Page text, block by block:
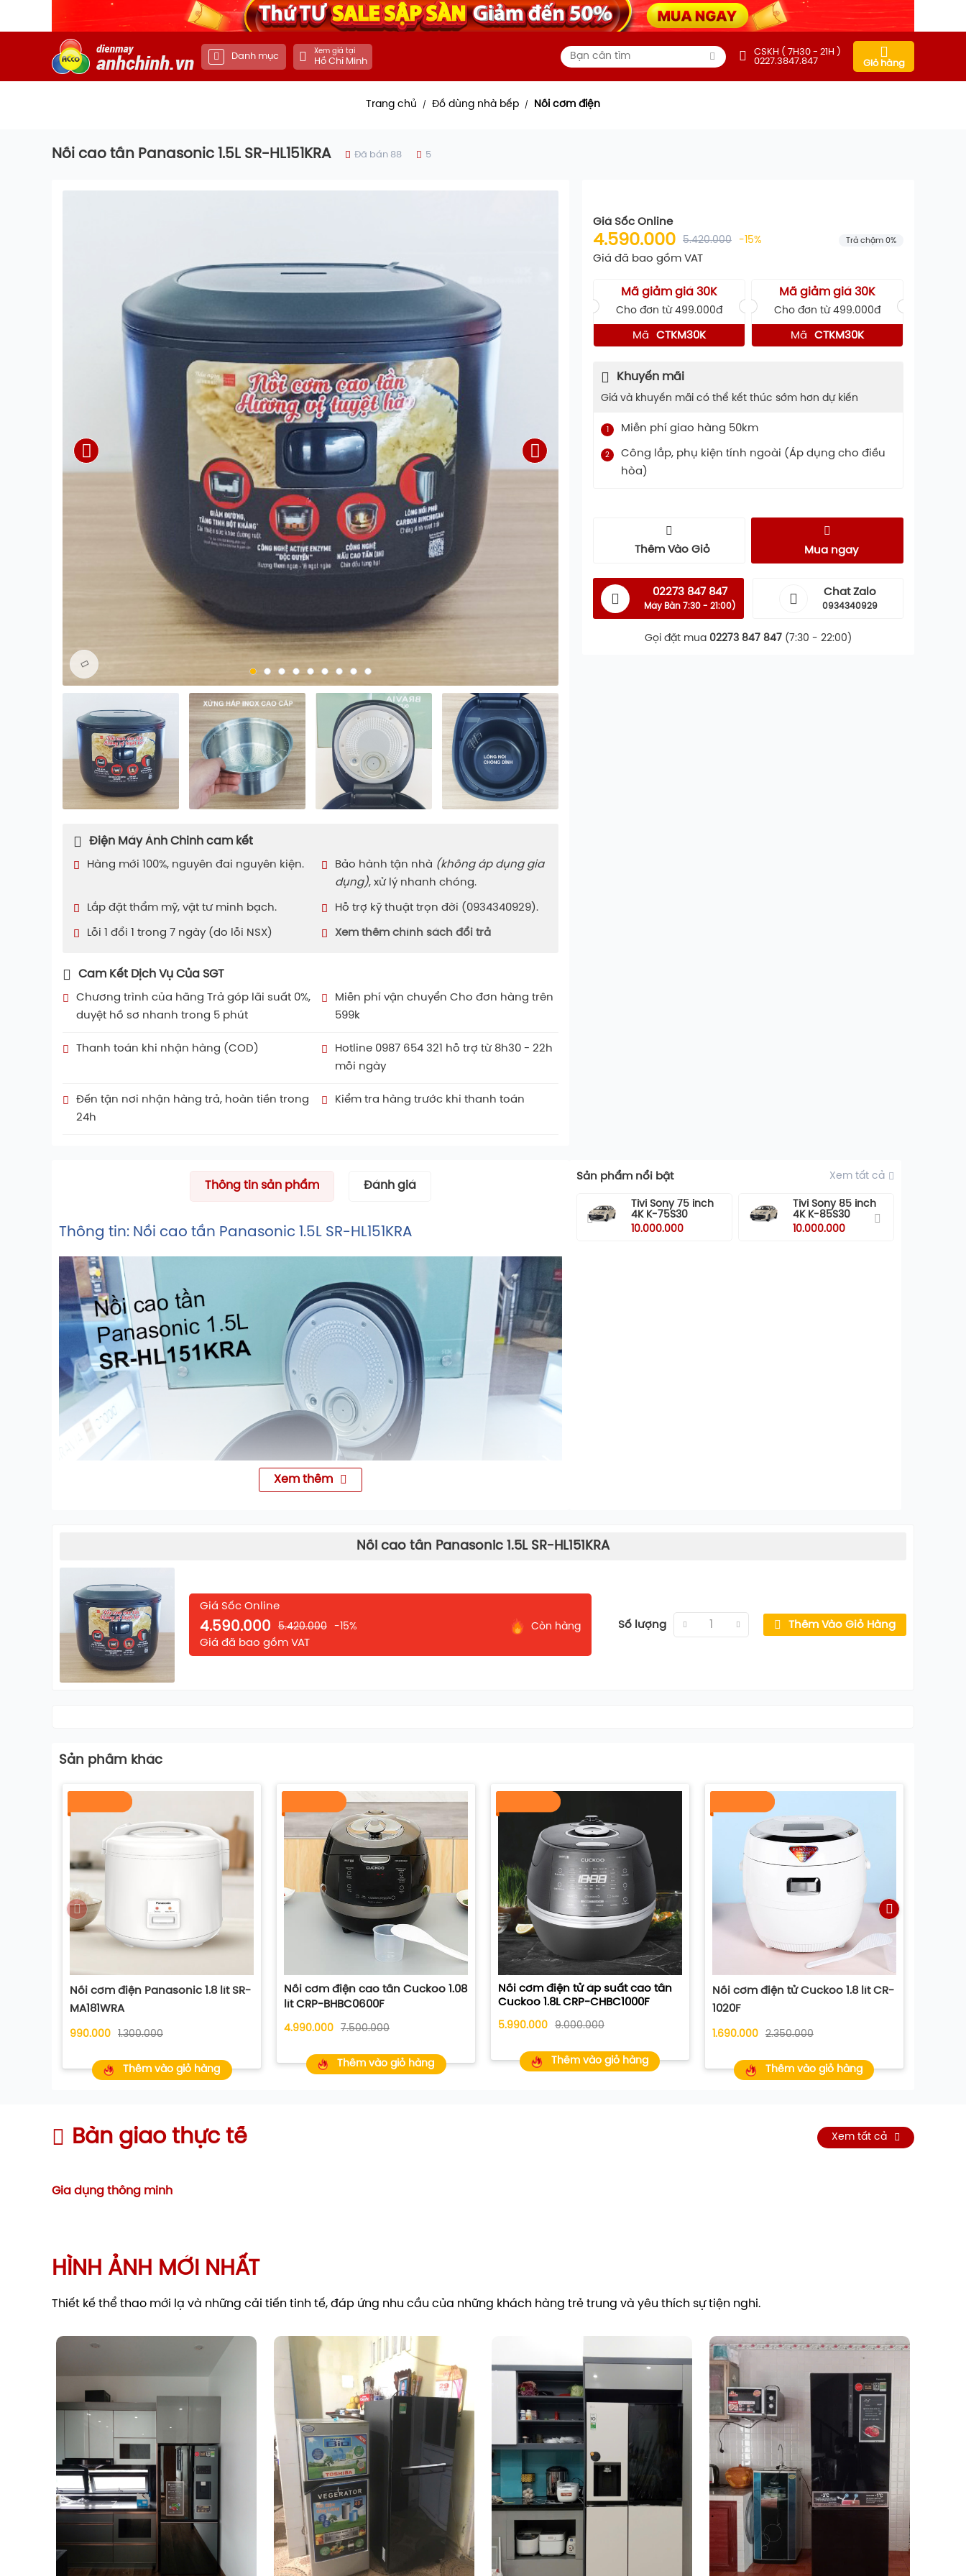
Danh mục
Xem giá tại
Hồ Chí Minh
CSKH ( 7H30 - 21H )
0227.3847.847
Giỏ hàng
Trang chủ / Đồ dùng nhà bếp / Nồi cơm điện
Nồi cao tần Panasonic 1.5L SR-HL151KRA Đã bán 88 5
Điện Máy Ánh Chinh cam kết
Hàng mới 100%, nguyên đai nguyên kiện. Bảo hành tận nhà (không áp dụng gia
dụng), xử lý nhanh chóng.
Lắp đặt thẩm mỹ, vật tư minh bạch. Hỗ trợ kỹ thuật trọn đời (0934340929).
Lỗi 1 đổi 1 trong 7 ngày (do lỗi NSX) Xem thêm chính sách đổi trả
Cam Kết Dịch Vụ Của SGT
Chương trình của hãng Trả góp lãi suất 0%,
duyệt hồ sơ nhanh trong 5 phút
Miễn phí vận chuyển Cho đơn hàng trên
599k
Thanh toán khi nhận hàng (COD)
Hotline 0987 654 321 hỗ trợ từ 8h30 - 22h
mỗi ngày
Đến tận nơi nhận hàng trả, hoàn tiền trong
24h
Kiểm tra hàng trước khi thanh toán
Giá Sốc Online
4.590.000 5.420.000 -15% Trả chậm 0%
Giá đã bao gồm VAT
Mã giảm giá 30K
Cho đơn từ 499.000đ
Mã CTKM30K
Mã giảm giá 30K
Cho đơn từ 499.000đ
Mã CTKM30K
Khuyến mãi
Giá và khuyến mãi có thể kết thúc sớm hơn dự kiến
Miễn phí giao hàng 50km
2
Công lắp, phụ kiện tính ngoài (Áp dụng cho điều
hòa)
Thêm Vào Giỏ Mua ngay
02273 847 847
Máy Bàn 7:30 - 21:00)
Chat Zalo
0934340929
Gọi đặt mua 02273 847 847 (7:30 - 22:00)
Thông tin sản phẩm Đánh giá
Thông tin: Nồi cao tần Panasonic 1.5L SR-HL151KRA
Chức năng tách đường
Cơm giảm đường là một lựa chọn thay thế tốt cho sức khỏe cho mọi thành viên trong gia đình, từ
người già, phụ nữ có thai, bệnh nhân tiểu đường cho đến những thành viên bắt đầu chế độ ăn
uống lành mạnh, ít đường hoặc chương trình giảm cân.
trong ra ngoài.
Xem thêm
Sản phẩm nổi bật Xem tất cả
Tivi Sony 75 inch
4K K-75S30
10.000.000
Tivi Sony 85 inch
4K K-85S30
10.000.000
Nồi cao tần Panasonic 1.5L SR-HL151KRA
Giá Sốc Online
4.590.000 5.420.000 -15% Còn hàng
Giá đã bao gồm VAT
Số lượng Thêm Vào Giỏ Hàng
Sản phầm khác
Nồi cơm điện Panasonic 1.8 lít SR-
MA181WRA
990.000 1.300.000
Thêm vào giỏ hàng
Nồi cơm điện cao tần Cuckoo 1.08
lít CRP-BHBC0600F
4.990.000 7.500.000
Thêm vào giỏ hàng
Nồi cơm điện tử áp suất cao tần
Cuckoo 1.8L CRP-CHBC1000F
5.990.000 9.000.000
Thêm vào giỏ hàng
Nồi cơm điện tử Cuckoo 1.8 lít CR-
1020F
1.690.000 2.350.000
Thêm vào giỏ hàng
Bàn giao thực tế Xem tất cả
Gia dụng thông minh
HÌNH ẢNH MỚI NHẤT
Thiết kế thể thao mới lạ và những cải tiến tinh tế, đáp ứng nhu cầu của những khách hàng trẻ trung và yêu thích sự tiện nghi.